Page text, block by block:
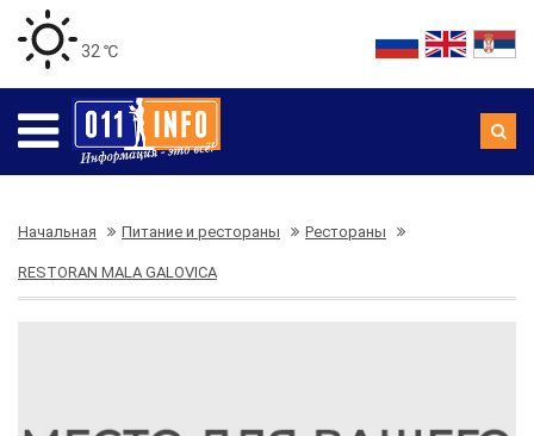
32 ℃
Начальная Питание и рестораны Рестораны
RESTORAN MALA GALOVICA